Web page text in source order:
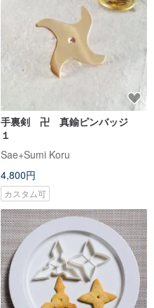
手裏剣 卍 真鍮ピンバッジ
１
Sae+Sumi Koru
4,800円
カスタム可